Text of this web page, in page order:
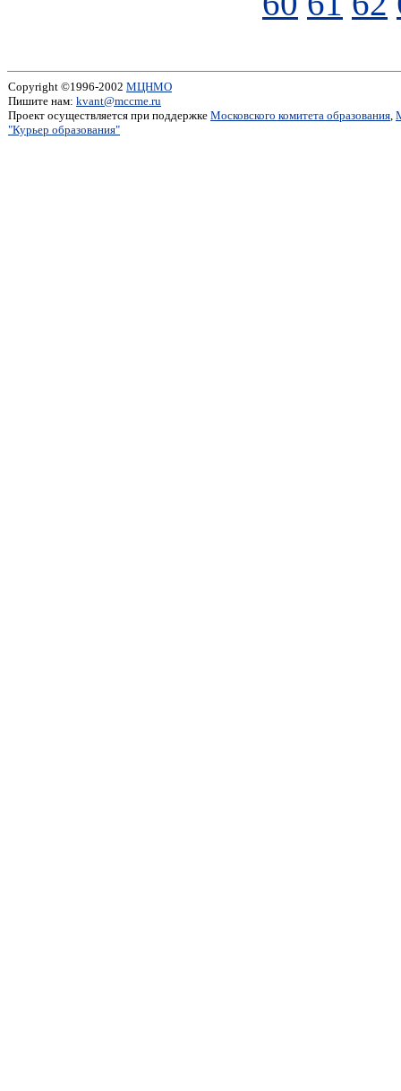
Copyright ©1996-2002 МЦНМО
Пишите нам: kvant@mccme.ru
Проект осуществляется при поддержке Московского комитета образования,
"Курьер образования"